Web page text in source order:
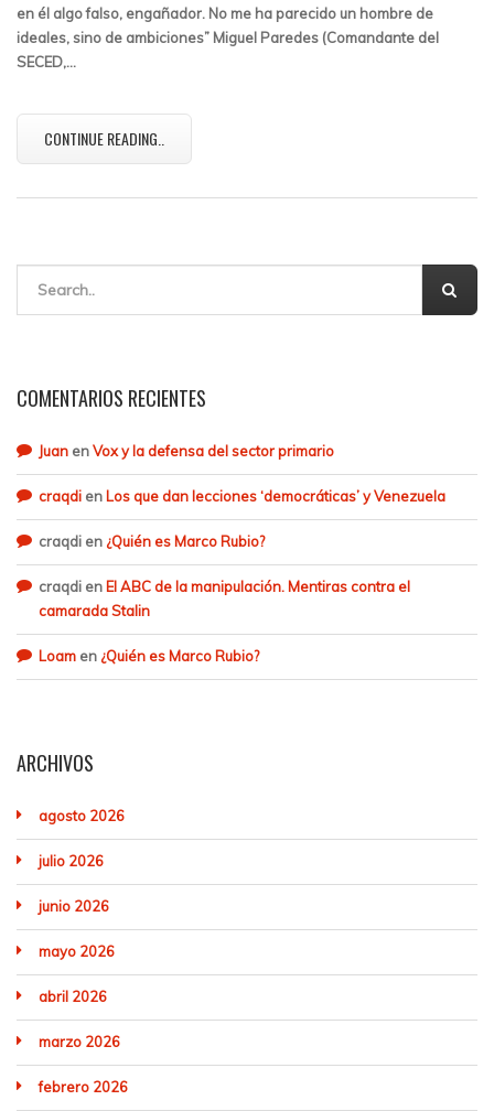
en él algo falso, engañador. No me ha parecido un hombre de
ideales, sino de ambiciones” Miguel Paredes (Comandante del
SECED,…
CONTINUE READING..
COMENTARIOS RECIENTES
Juan enVox y la defensa del sector primario
craqdi en Los que dan lecciones ‘democráticas’ y Venezuela
craqdi en ¿Quién es Marco Rubio?
craqdi en El ABC de la manipulación. Mentiras contra el
camarada Stalin
Loam en ¿Quién es Marco Rubio?
ARCHIVOS
agosto 2026
julio 2026
junio 2026
mayo 2026
abril 2026
marzo 2026
febrero 2026